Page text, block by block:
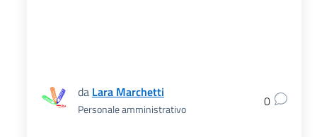
da Lara Marchetti
Personale amministrativo 0